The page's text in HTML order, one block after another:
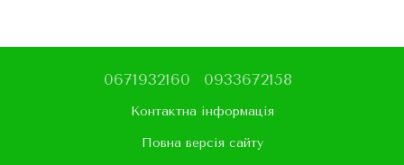
0671932160 0933672158
Контактна інформація
Повна версія сайту